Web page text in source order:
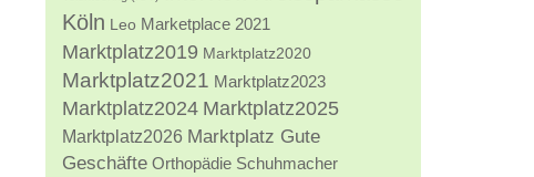
Köln Leo Marketplace 2021
Marktplatz2019 Marktplatz2020
Marktplatz2021 Marktplatz2023
Marktplatz2024 Marktplatz2025
Marktplatz2026 Marktplatz Gute
Geschäfte Orthopädie Schuhmacher